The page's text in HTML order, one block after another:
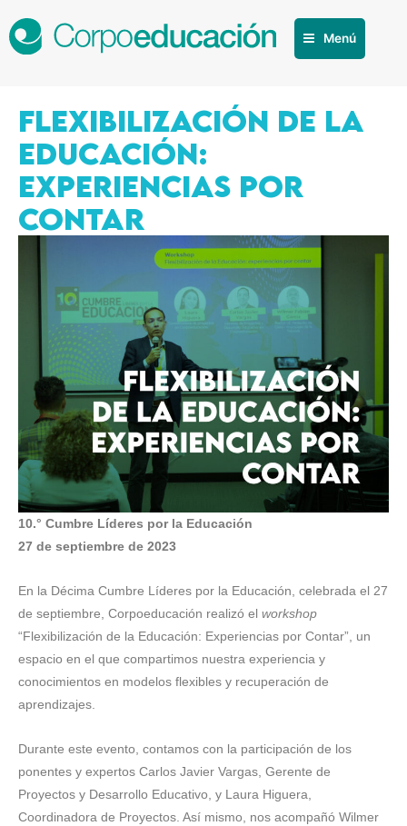
Menú
FLEXIBILIZACIÓN DE LA
EDUCACIÓN:
EXPERIENCIAS POR
CONTAR
10.° Cumbre Líderes por la Educación
27 de septiembre de 2023
En la Décima Cumbre Líderes por la Educación, celebrada el 27
de septiembre, Corpoeducación realizó el workshop
“Flexibilización de la Educación: Experiencias por Contar”, un
espacio en el que compartimos nuestra experiencia y
conocimientos en modelos flexibles y recuperación de
aprendizajes.
Durante este evento, contamos con la participación de los
ponentes y expertos Carlos Javier Vargas, Gerente de
Proyectos y Desarrollo Educativo, y Laura Higuera,
Coordinadora de Proyectos. Así mismo, nos acompañó Wilmer